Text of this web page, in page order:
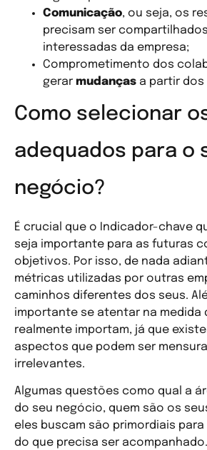
Comunicação, ou seja, os
precisam ser
interessadas da empresa;
Comprometimento dos
gerar mudanças a partir dos
Como selecionar os
adequados para o
negócio?
É crucial que o Indicador-chave
seja importante para as futuras
objetivos. Por isso, de nada
métricas utilizadas por outras
caminhos diferentes dos seus.
importante se atentar na medida
realmente importam, já que
aspectos que podem ser
irrelevantes.
Algumas questões como qual a
do seu negócio, quem são os
eles buscam são primordiais
do que precisa ser